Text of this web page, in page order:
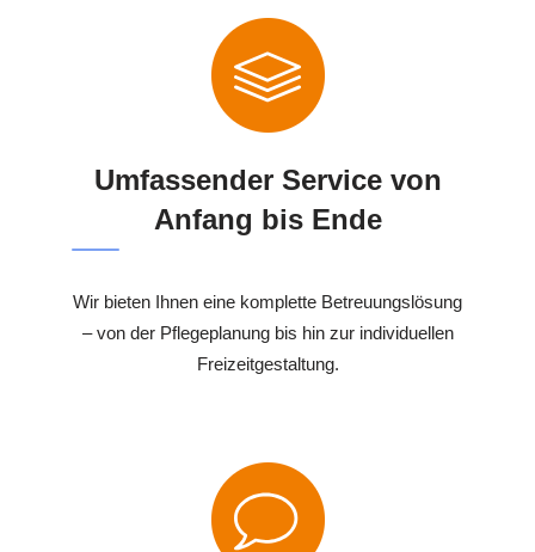
Umfassender Service von
Anfang bis Ende
Wir bieten Ihnen eine komplette Betreuungslösung
– von der Pflegeplanung bis hin zur individuellen
Freizeitgestaltung.